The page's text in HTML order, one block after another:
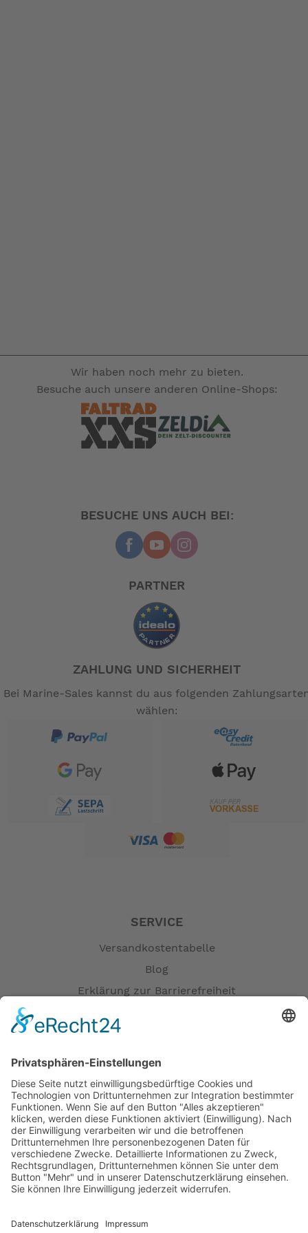
Wir haben noch mehr zu bieten.
Besuche auch unsere anderen Online-Shops:
BESUCHE UNS AUCH BEI:
PARTNER
ZAHLUNG UND SICHERHEIT
Bei Marine-Sales kannst du aus folgenden
wählen:
SERVICE
Versandkostentabelle
Blog
Erklärung zur Barrierefreiheit
Verfügbarkeiten
Zahlung und Versand
Datenschutz
Fernabsatz
Widerrufsrecht MS
Widerrufsrecht bei Dienstleistungen